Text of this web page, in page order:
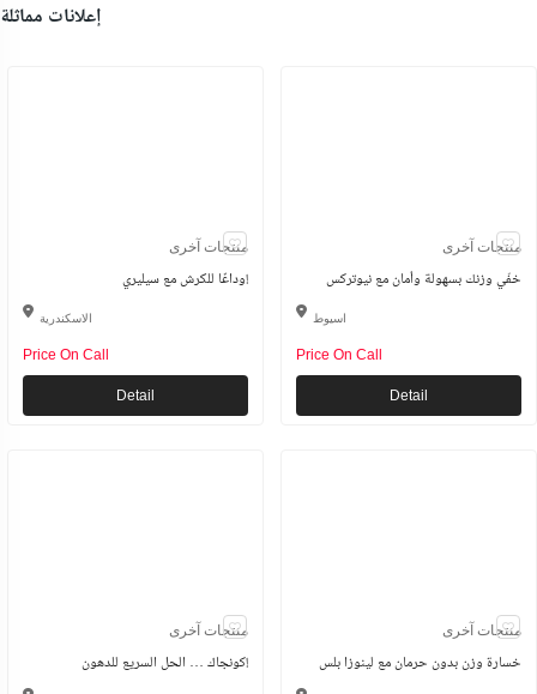
إعلانات مماثلة
منتجات آخرى
وداعًا للكرش مع سيليري!
الاسكندرية
Price On Call
Detail
منتجات آخرى
خفّي وزنك بسهولة وأمان مع نيوتركس
اسيوط
Price On Call
Detail
منتجات آخرى
كونجاك … الحل السريع للدهون!
منتجات آخرى
خسارة وزن بدون حرمان مع لينوزا بلس